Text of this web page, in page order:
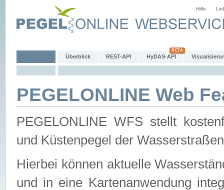
Hilfe
Überblick REST-API HyDAS-API
PEGELONLINE Web
PEGELONLINE WFS stellt
und Küstenpegel der
Hierbei können aktuelle
und in eine Kartenanwendung